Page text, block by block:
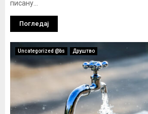
писану...
Погледај
Uncategorized @bs Друштво